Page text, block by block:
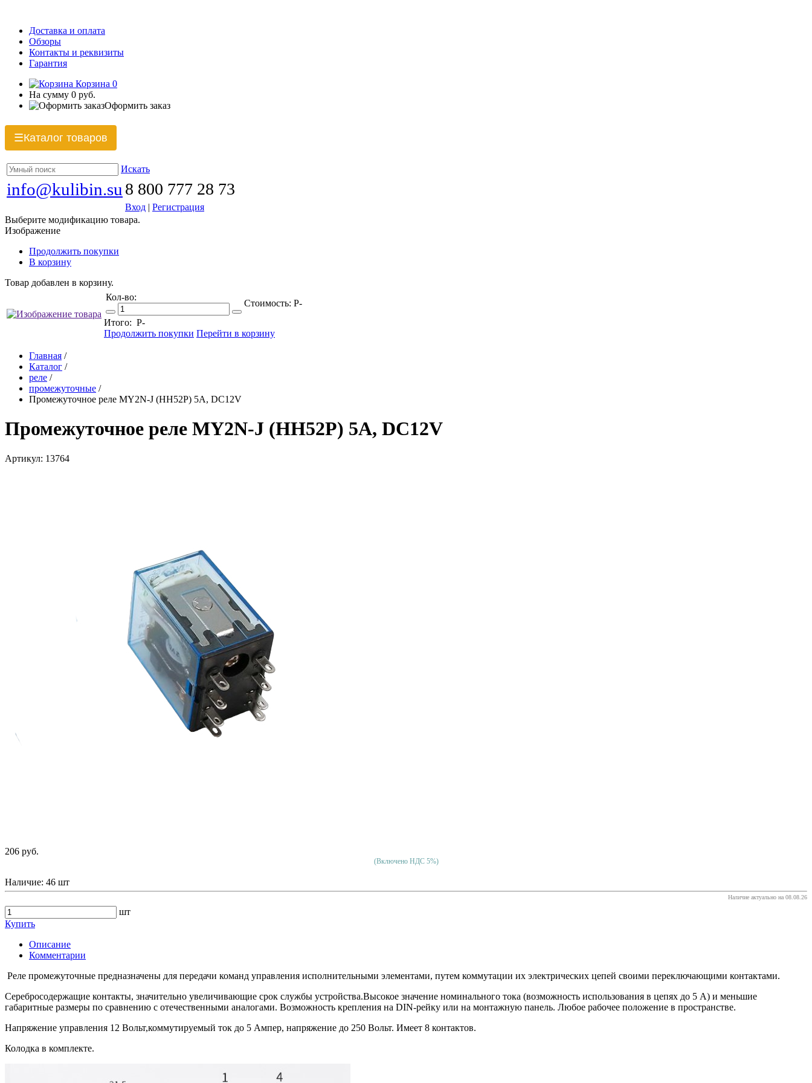
Доставка и оплата
Обзоры
Контакты и реквизиты
Гарантия
Корзина 0
На сумму 0 руб.
Оформить заказ
☰Каталог товаров
Искать
info@kulibin.su 8 800 777 28 73
Вход | Регистрация
Выберите модификацию товара.
Изображение
Продолжить покупки
В корзину
Товар добавлен в корзину.
Кол-во:
Стоимость: Р-
Итого: Р-
Продолжить покупки Перейти в корзину
Главная /
Каталог /
реле /
промежуточные /
Промежуточное реле MY2N-J (HH52P) 5A, DC12V
Промежуточное реле MY2N-J (HH52P) 5A, DC12V
Артикул: 13764
206 руб.
(Включено НДС 5%)
Наличие: 46 шт
Наличие актуально на 08.08.26
шт
Купить
Описание
Комментарии
Реле промежуточные предназначены для передачи команд управления исполнительными элементами, путем коммутации их электрических цепей своими переключающими контактами.
Серебросодержащие контакты, значительно увеличивающие срок службы устройства.Высокое значение номинального тока (возможность использования в цепях до 5 А) и меньшие
габаритные размеры по сравнению с отечественными аналогами. Возможность крепления на DIN-рейку или на монтажную панель. Любое рабочее положение в пространстве.
Напряжение управления 12 Вольт,коммутируемый ток до 5 Ампер, напряжение до 250 Вольт. Имеет 8 контактов.
Колодка в комплекте.